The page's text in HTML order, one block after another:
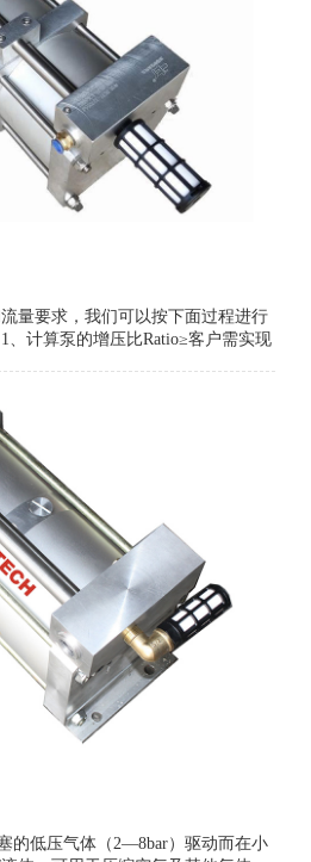
量要求，我们可以按下面过程进行
算泵的增压比Ratio≥客户需实现
的低压气体（2—8bar）驱动而在小